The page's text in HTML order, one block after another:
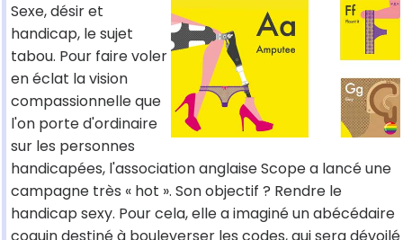
Sexe, désir et
handicap, le sujet
tabou. Pour faire voler
en éclat la vision
compassionnelle que
l'on porte d'ordinaire
sur les personnes
handicapées, l'association anglaise Scope a lancé une
campagne très « hot ». Son objectif ? Rendre le
handicap sexy. Pour cela, elle a imaginé un abécédaire